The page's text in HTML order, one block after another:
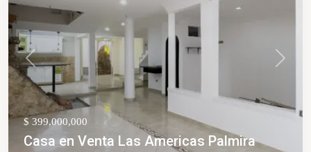
Anterior
$ 399,000,000
Casa en Venta Las Americas Palmira